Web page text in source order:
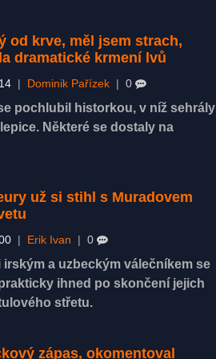
od krve, měl jsem strach,
dramatické krmení lvů
Dominik Pařízek 0
pochlubil historkou, v níž sehrály
Některé se dostaly na
už si stihl s Muradovem
Erik Ivan 0
irským a uzbeckým válečníkem se
ihned po skončení jejich
střetu.
zápas, okomentoval